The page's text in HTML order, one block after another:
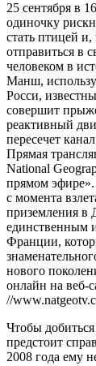
25 сентября в
одиночку
стать птицей
отправиться в
человеком в
Манш,
Росси,
совершит
реактивный
пересечет
Прямая
National
прямом эфире».
с момента
приземления в
единственным
Франции,
нового
онлайн на веб-
//
Чтобы
предстоит
2008 года ему